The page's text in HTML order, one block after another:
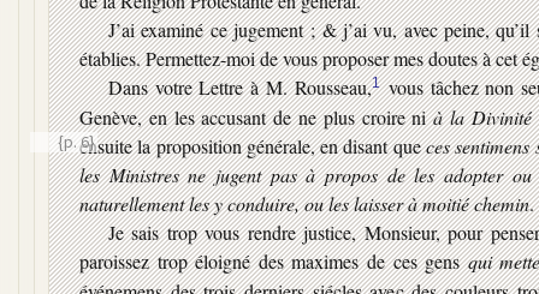
J’ai examiné ce jugement ; & j’ai vu, avec peine,
établies. Permettez-moi de vous proposer mes doutes à cet
Dans votre Lettre à M. Rousseau,1vous tâchez non
Genève, en les accusant de ne plus croire nià la Divinité
ensuite la proposition générale, en disant queces
{p. 6}
les Ministres ne jugent pas à propos de les adopter
naturellement les y conduire, ou les laisser à moitié chemin.
Je sais trop vous rendre justice, Monsieur, pour
paroissez trop éloigné des maximes de ces gensqui